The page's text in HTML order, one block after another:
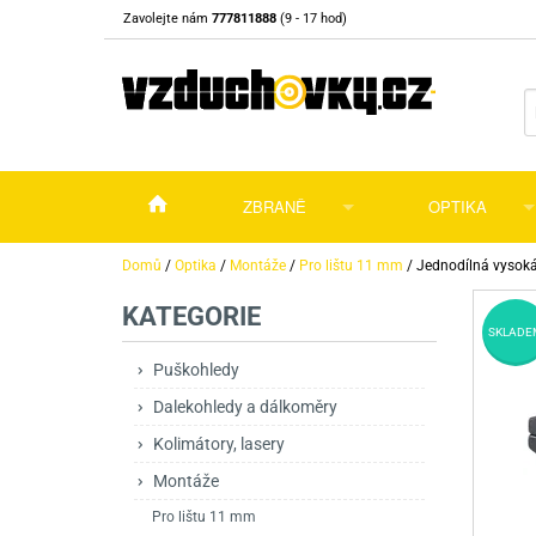
Zavolejte nám 777811888 (9 - 17 hod)
ZBRANĚ
Vzduchovky Vzduchovky na
Příslušenství pro
Vzduchovky PCP
Vzduchovky
Vzduchové pistole a revolveryPříslušenství
Plynové pistole a revolvery
Perkusní zbraně
Zbraně na ZP
Nože
OPTIKA
Puškohledy
Dalekohledy a
Kolimátory, lasery
Noční vidění a
Domů / Optika / Montáže / Pro lištu 11 mm / Jednodílná
KATEGORIE
Puškohledy
Dalekohledy a dálkoměry
Kolimátory, lasery
Montáže
Pro lištu 11 mm